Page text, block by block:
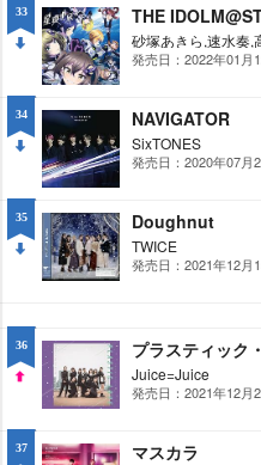
33
WN
発売日：2022年01月
34
WN
NAVIGATOR
SixTONES
発売日：2020年07月
35 Doughnut
TWICE
発売日：2021年12月
36 プラスティッ
Juice=Juice
発売日：2021年12月
37 マスカラ